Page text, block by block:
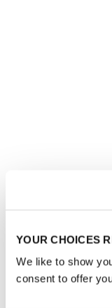
YOUR CHOICES
We like to show
consent to offer